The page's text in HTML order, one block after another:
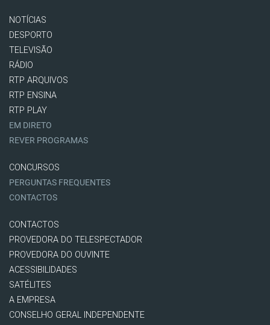
NOTÍCIAS
DESPORTO
TELEVISÃO
RÁDIO
RTP ARQUIVOS
RTP ENSINA
RTP PLAY
EM DIRETO
REVER PROGRAMAS
CONCURSOS
PERGUNTAS FREQUENTES
CONTACTOS
CONTACTOS
PROVEDORA DO TELESPECTADOR
PROVEDORA DO OUVINTE
ACESSIBILIDADES
SATÉLITES
A EMPRESA
CONSELHO GERAL INDEPENDENTE